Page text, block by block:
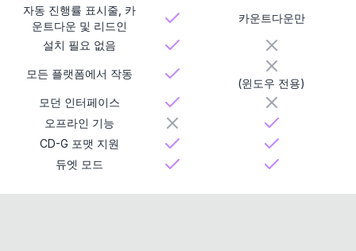
자동 진행률 표시줄, 카
운트다운 및 리드인
카운트다운만
설치 필요 없음
모든 플랫폼에서 작동
(윈도우 전용)
모던 인터페이스
오프라인 기능
CD-G 포맷 지원
듀엣 모드